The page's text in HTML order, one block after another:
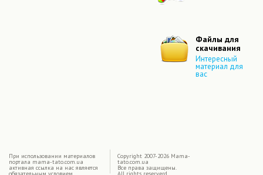
Файлы для
скачивания
Интересный
материал для
вас
При использовании материалов
портала mama-tato.com.ua
активная ссылка на нас является
Copyright 2007-2026 Mama-
tato.com.ua
Все права защищены.